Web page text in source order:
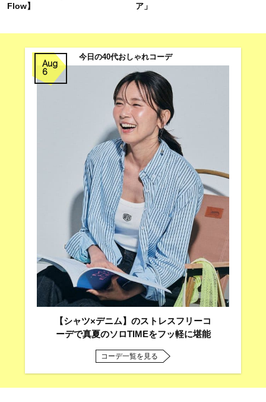
Flow】
ア」
Aug
6
今日の40代おしゃれコーデ
【シャツ×デニム】のストレスフリーコ
ーデで真夏のソロTIMEをフッ軽に堪能
コーデ一覧を見る